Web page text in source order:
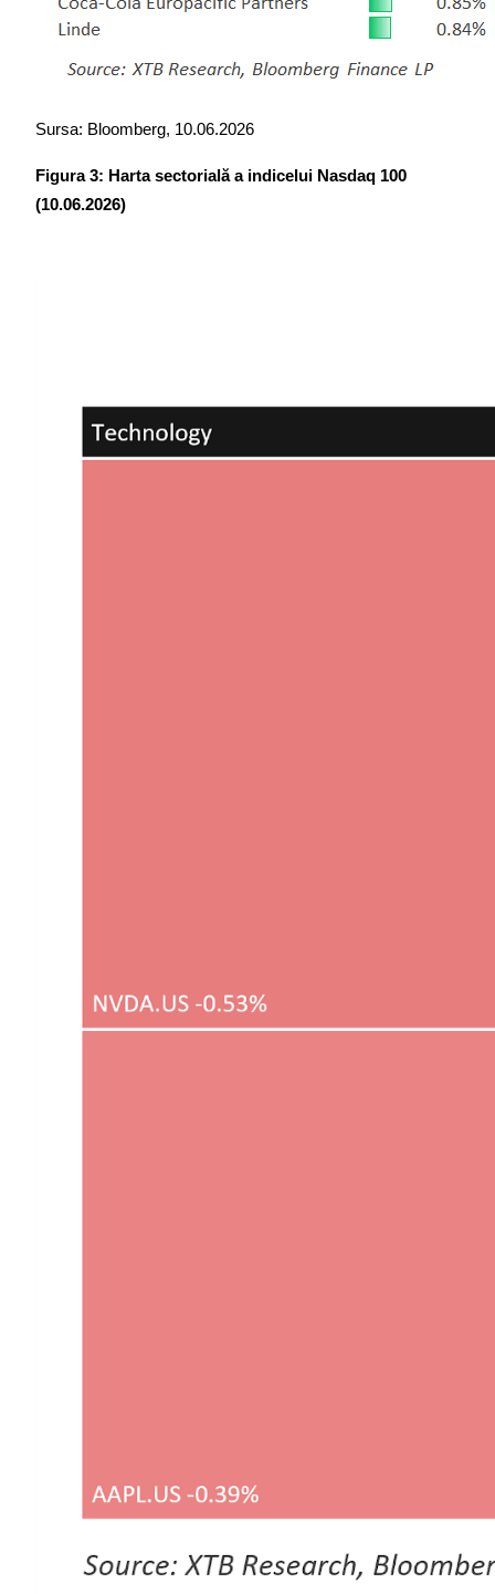
Sursa: Bloomberg, 10.06.2026
Figura 3: Harta sectorială a indicelui Nasdaq 100
(10.06.2026)